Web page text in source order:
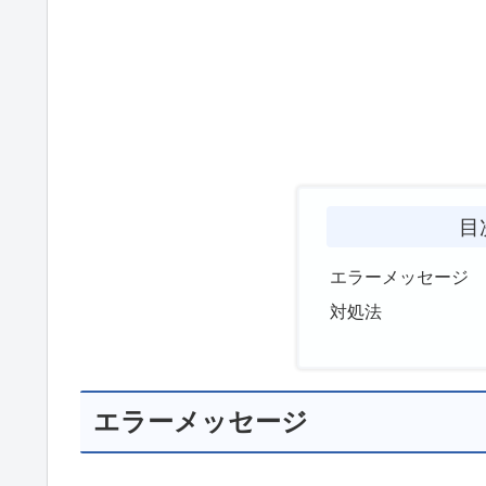
目
エラーメッセージ
対処法
エラーメッセージ